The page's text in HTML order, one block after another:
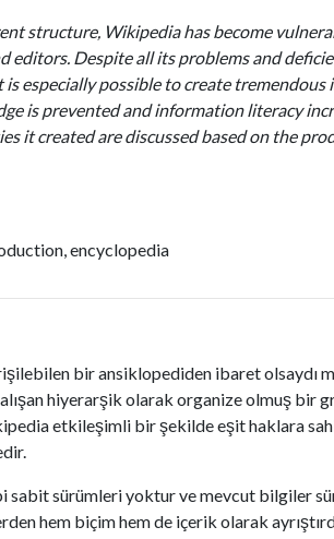
structure, Wikipedia has become
Despite all its problems and
especially possible to create
is prevented and information literacy
it created are discussed based on the
encyclopedia
bir ansiklopediden ibaret olsaydı
hiyerarşik olarak organize olmuş bir
etkileşimli bir şekilde eşit haklara
sabit sürümleri yoktur ve mevcut bilgiler
hem biçim hem de içerik olarak